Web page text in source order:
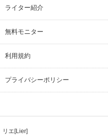
ライター紹介
無料モニター
利用規約
プライバシーポリシー
リエ[Lier]